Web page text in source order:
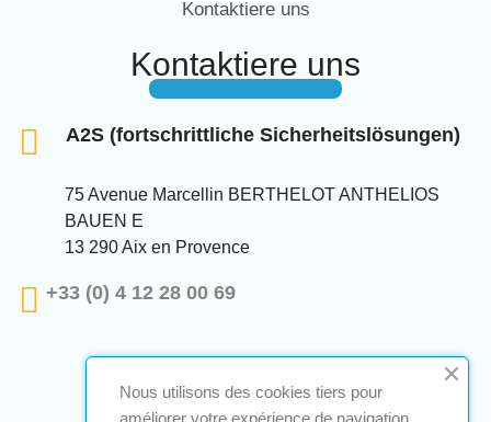
Kontaktiere uns
Kontaktiere uns
A2S (fortschrittliche Sicherheitslösungen)
75 Avenue Marcellin BERTHELOT ANTHELIOS
BAUEN E
13 290 Aix en Provence
+33 (0) 4 12 28 00 69
Nous utilisons des cookies tiers pour
améliorer votre expérience de navigation,